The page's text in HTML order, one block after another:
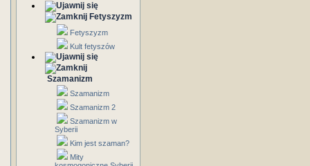
Fetyszyzm
Fetyszyzm
Kult fetyszów
Szamanizm
Szamanizm
Szamanizm 2
Szamanizm w
Syberii
Kim jest szaman?
Mity